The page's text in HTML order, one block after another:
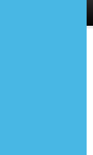
Deutsche